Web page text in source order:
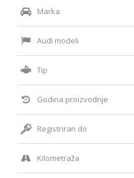
Marka
Audi modeli
Tip
Godina proizvodnje
Registriran do
Kilometraža